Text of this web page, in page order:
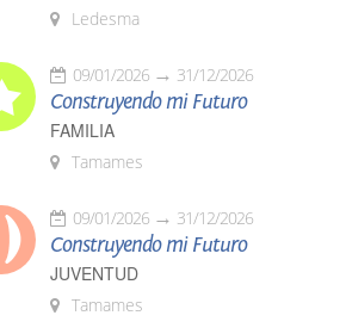
Ledesma
09/01/2026 31/12/2026
Construyendo mi Futuro
FAMILIA
Tamames
09/01/2026 31/12/2026
Construyendo mi Futuro
JUVENTUD
Tamames